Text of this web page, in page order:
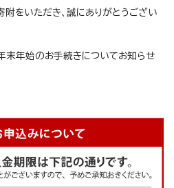
をいただき、誠にありがとうござい
末年始のお手続きについてお知らせ